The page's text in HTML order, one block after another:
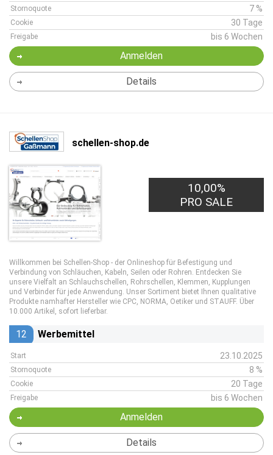
Stornoquote 7 %
Cookie 30 Tage
Freigabe bis 6 Wochen
Anmelden
Details
schellen-shop.de
10,00%
PRO SALE
Willkommen bei Schellen-Shop - der Onlineshop für Befestigung und
Verbindung von Schläuchen, Kabeln, Seilen oder Rohren. Entdecken Sie
unsere Vielfalt an Schlauchschellen, Rohrschellen, Klemmen, Kupplungen
und Verbinder für jede Anwendung. Unser Sortiment bietet Ihnen qualitative
Produkte namhafter Hersteller wie CPC, NORMA, Oetiker und STAUFF. Über
10.000 Artikel, sofort lieferbar.
12 Werbemittel
Start 23.10.2025
Stornoquote 8 %
Cookie 20 Tage
Freigabe bis 6 Wochen
Anmelden
Details